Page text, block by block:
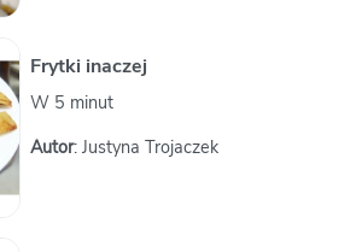
Frytki inaczej
W 5 minut
Autor: Justyna Trojaczek